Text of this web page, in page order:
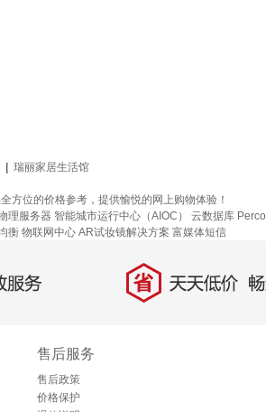
瑞丽家居生活馆
方位的价格参考，提供愉悦的网上购物体验！
理服务器 智能城市运行中心（AIOC） 云数据库
衡 物联网中心 AR试妆镜解决方案 富媒体短信
务 省 天天低价，畅
售后服务
售后政策
价格保护